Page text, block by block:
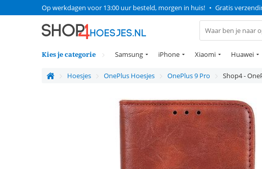
Op werkdagen voor 13:00 uur besteld, morgen in huis! • Gratis
Kies je categorie Samsung iPhone Xiaomi Huawei
Hoesjes OnePlus Hoesjes OnePlus 9 Pro Shop4 -